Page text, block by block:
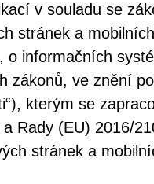
v souladu se
stránek a
o informačních
zákonů, ve znění
kterým se
Rady (EU) 2016/
stránek a